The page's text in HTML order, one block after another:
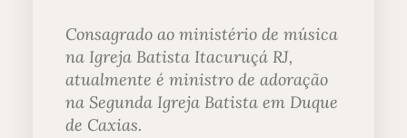
Consagrado ao ministério de música
na Igreja Batista Itacuruçá RJ,
atualmente é ministro de adoração
na Segunda Igreja Batista em Duque
de Caxias.